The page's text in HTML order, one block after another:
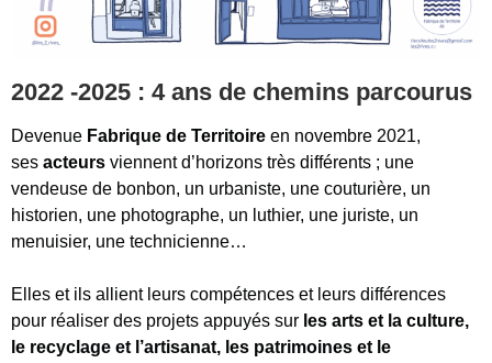
2022 -2025 : 4 ans de chemins parcourus
Devenue Fabrique de Territoire en novembre 2021,
ses acteurs viennent d’horizons très différents ; une
vendeuse de bonbon, un urbaniste, une couturière, un
historien, une photographe, un luthier, une juriste, un
menuisier, une technicienne…
Elles et ils allient leurs compétences et leurs différences
pour réaliser des projets appuyés sur les arts et la culture,
le recyclage et l’artisanat, les patrimoines et le